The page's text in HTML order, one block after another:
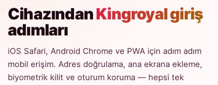
CihazındanKingroyal giriş
adımları
iOS Safari, Android Chrome ve PWA için adım adım
mobil erişim. Adres doğrulama, ana ekrana ekleme,
biyometrik kilit ve oturum koruma — hepsi tek